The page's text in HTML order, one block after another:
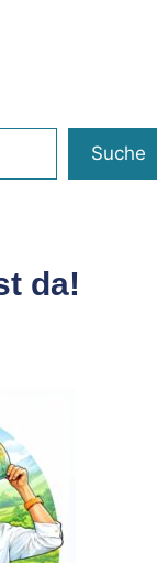
Suche
da!